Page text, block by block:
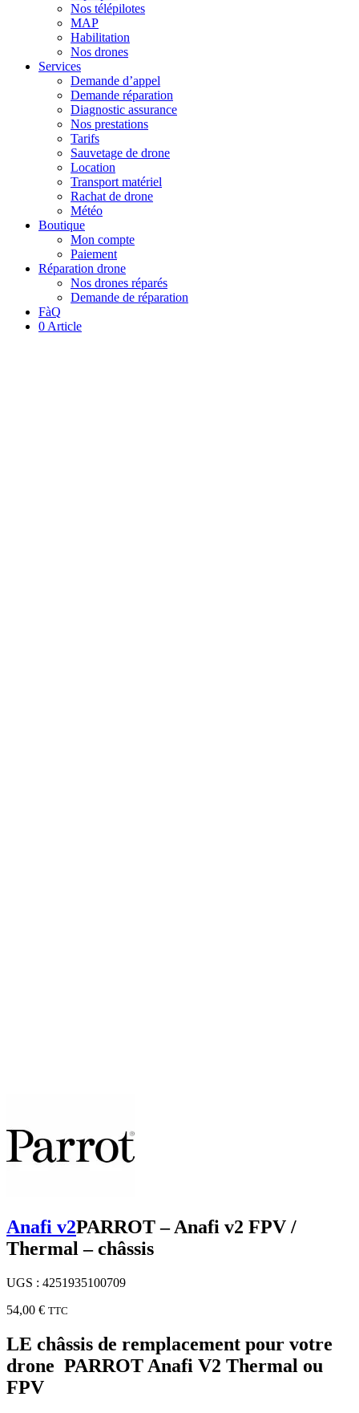
Nos télépilotes
MAP
Habilitation
Nos drones
Services
Demande d’appel
Demande réparation
Diagnostic assurance
Nos prestations
Tarifs
Sauvetage de drone
Location
Transport matériel
Rachat de drone
Météo
Boutique
Mon compte
Paiement
Réparation drone
Nos drones réparés
Demande de réparation
FàQ
0 Article
Anafi v2PARROT – Anafi v2 FPV /
Thermal – châssis
UGS : 4251935100709
54,00 € TTC
LE châssis de remplacement pour votre
drone PARROT Anafi V2 Thermal ou
FPV